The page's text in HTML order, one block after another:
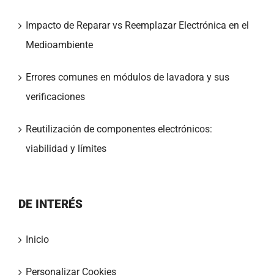
Impacto de Reparar vs Reemplazar Electrónica en el
Medioambiente
Errores comunes en módulos de lavadora y sus
verificaciones
Reutilización de componentes electrónicos:
viabilidad y límites
DE INTERÉS
Inicio
Personalizar Cookies